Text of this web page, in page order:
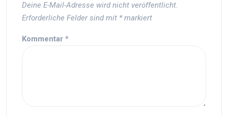
Deine E-Mail-Adresse wird nicht veröffentlicht.
Erforderliche Felder sind mit *markiert
Kommentar *